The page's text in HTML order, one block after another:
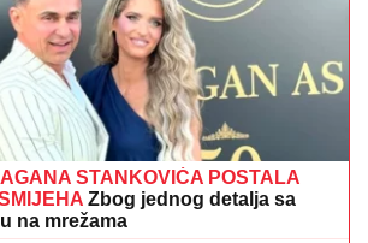
STANKOVIĆA POSTALA
Zbog jednog detalja sa
na mrežama